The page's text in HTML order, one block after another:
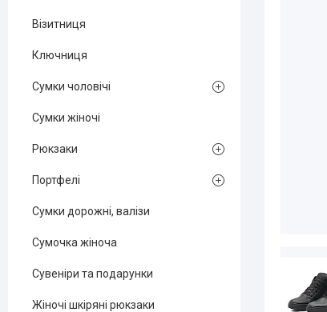
Візитниця
Ключниця
Сумки чоловічі
Сумки жіночі
Рюкзаки
Портфелі
Сумки дорожні, валізи
Сумочка жіноча
Сувеніри та подарунки
Жіночі шкіряні рюкзаки